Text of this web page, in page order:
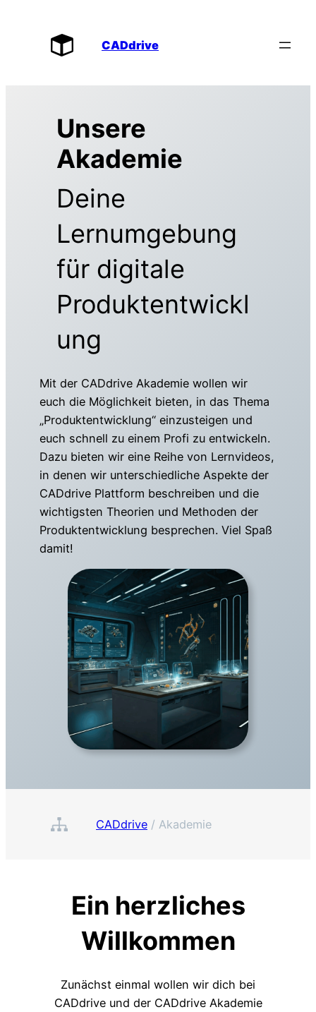
springen
CADdrive
Unsere
Akademie
Deine
Lernumgebung
für digitale
Produktentwickl
ung
Mit der CADdrive Akademie wollen wir
euch die Möglichkeit bieten, in das Thema
„Produktentwicklung“ einzusteigen und
euch schnell zu einem Profi zu entwickeln.
Dazu bieten wir eine Reihe von Lernvideos,
in denen wir unterschiedliche Aspekte der
CADdrive Plattform beschreiben und die
wichtigsten Theorien und Methoden der
Produktentwicklung besprechen. Viel Spaß
damit!
CADdrive / Akademie
Ein herzliches
Willkommen
Zunächst einmal wollen wir dich bei
CADdrive und der CADdrive Akademie